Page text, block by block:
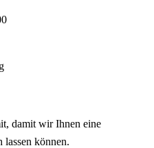
damit wir Ihnen eine
lassen können.